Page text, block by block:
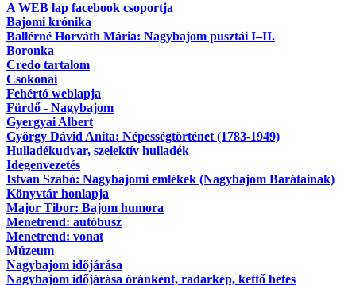
A WEB lap facebook csoportja
Bajomi krónika
Ballérné Horváth Mária: Nagybajom pusztái I–II.
Boronka
Credo tartalom
Csokonai
Fehértó weblapja
Fürdő - Nagybajom
Gyergyai Albert
György Dávid Anita: Népességtörténet (1783-1949)
Hulladékudvar, szelektív hulladék
Idegenvezetés
Istvan Szabó: Nagybajomi emlékek (Nagybajom Barátainak)
Könyvtár honlapja
Major Tibor: Bajom humora
Menetrend: autóbusz
Menetrend: vonat
Múzeum
Nagybajom időjárása
Nagybajom időjárása óránként, radarkép, kettő hetes